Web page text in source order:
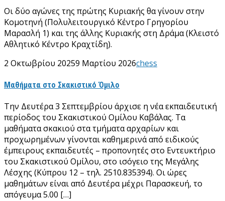
Οι δύο αγώνες της πρώτης Κυριακής θα γίνουν στην
Κομοτηνή (Πολυλειτουργικό Κέντρο Γρηγορίου
Μαρασλή 1) και της άλλης Κυριακής στη Δράμα (Κλειστό
Αθλητικό Κέντρο Κραχτίδη).
2 Οκτωβρίου 20259 Μαρτίου 2026chess
Μαθήματα στο Σκακιστικό Όμιλο
Την Δευτέρα 3 Σεπτεμβρίου άρχισε η νέα εκπαιδευτική
περίοδος του Σκακιστικού Ομίλου Καβάλας. Τα
μαθήματα σκακιού στα τμήματα αρχαρίων και
προχωρημένων γίνονται καθημερινά από ειδικούς
έμπειρους εκπαιδευτές – προπονητές στο Εντευκτήριο
του Σκακιστικού Ομίλου, στο ισόγειο της Μεγάλης
Λέσχης (Κύπρου 12 – τηλ. 2510.835394). Οι ώρες
μαθημάτων είναι από Δευτέρα μέχρι Παρασκευή, το
απόγευμα 5.00 […]